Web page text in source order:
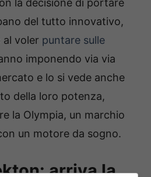
la decisione di portare
del tutto innovativo,
al voler puntare sulle
imponendo via via
e lo si vede anche
della loro potenza,
la Olympia, un marchio
un motore da sogno.
arriva la